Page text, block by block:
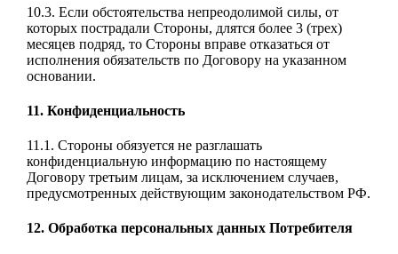
10.3. Если обстоятельства непреодолимой силы, от
которых пострадали Стороны, длятся более 3 (трех)
месяцев подряд, то Стороны вправе отказаться от
исполнения обязательств по Договору на указанном
основании.
11. Конфиденциальность
11.1. Стороны обязуется не разглашать
конфиденциальную информацию по настоящему
Договору третьим лицам, за исключением случаев,
предусмотренных действующим законодательством РФ.
12. Обработка персональных данных Потребителя